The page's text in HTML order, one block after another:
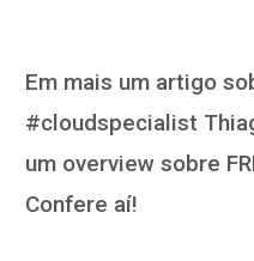
Em mais um artigo
#cloudspecialist
um overview sobre
Confere aí!